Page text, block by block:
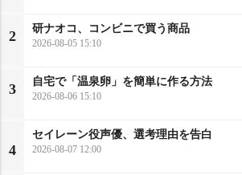
2
研ナオコ、コンビニで買う商品
2026-08-05 15:10
3
自宅で「温泉卵」を簡単に作る方法
2026-08-06 15:10
4
セイレーン役声優、選考理由を告白
2026-08-07 12:00